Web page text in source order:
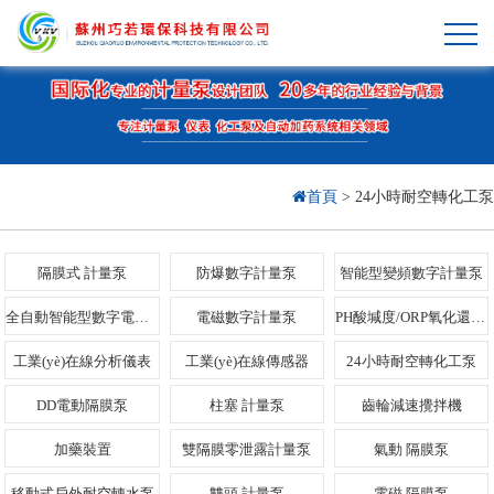
首頁 > 24小時耐空轉化工泵
隔膜式 計量泵 防爆數字計量泵 智能型變頻數字計量泵
全自動智能型數字電動隔膜泵 電磁數字計量泵 PH酸堿度/ORP氧化還原全自動高精…
工業(yè)在線分析儀表 工業(yè)在線傳感器 24小時耐空轉化工泵
DD電動隔膜泵 柱塞 計量泵 齒輪減速攪拌機
加藥裝置 雙隔膜零泄露計量泵 氣動 隔膜泵